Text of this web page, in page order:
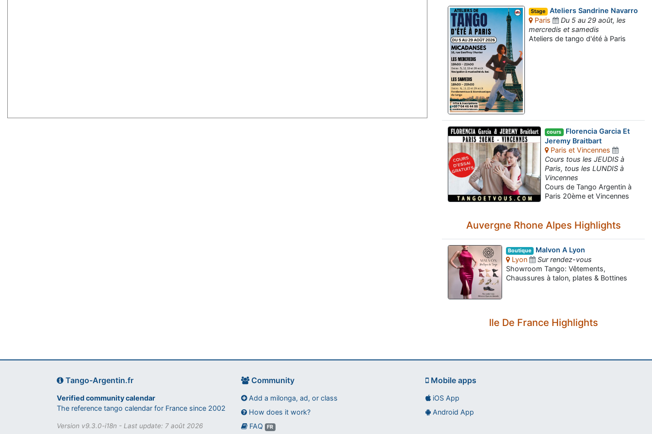
Stage Ateliers Sandrine Navarro
Paris
Du 5 au 29 août, les
mercredis et samedis
Ateliers de tango d'été à Paris
cours Florencia Garcia Et
Jeremy Braitbart
Paris et Vincennes
Cours tous les JEUDIS à
Paris, tous les LUNDIS à
Vincennes
Cours de Tango Argentin à
Paris 20ème et Vincennes
Auvergne Rhone Alpes Highlights
Boutique Malvon A Lyon
Lyon
Sur rendez-vous
Showroom Tango: Vêtements,
Chaussures à talon, plates & Bottines
Ile De France Highlights
Tango-Argentin.fr
Verified community calendar
The reference tango calendar for France since 2002
Version v9.3.0-i18n - Last update: 7 août 2026
Community
Add a milonga, ad, or class
How does it work?
FAQ
FR
Mobile apps
iOS App
Android App
Questions sur les milongas, cours et stages